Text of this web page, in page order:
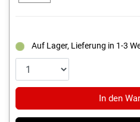
Auf Lager, Lieferung in 1-3
In den